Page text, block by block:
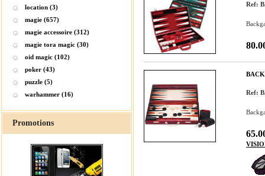
location (3)
magie (657)
magie accessoire (312)
magie tora magic (30)
oid magic (102)
poker (43)
puzzle (5)
warhammer (16)
Promotions
Ref:
Ref: